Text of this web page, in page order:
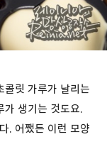
콜릿 가루가 날리는
가 생기는 것도요.
. 어쨌든 이런 모양